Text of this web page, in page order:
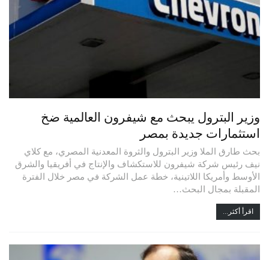
وزير البترول يبحث مع شيفرون العالمية ضخ
استثمارات جديدة بمصر
بحث طارق الملا وزير البترول والثروة المعدنية المصري، مع كلاي
نيف رئيس شركة شيفرون للاستكشاف والإنتاج في أفريقيا والشرق
الأوسط وأمريكا اللاتينية، خطة عمل الشركة في مصر خلال الفترة
المقبلة بمجال البحث…
اقرأ أكثر...